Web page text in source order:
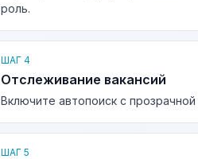
роль.
ШАГ 4
Отслеживание вакансий
Включите автопоиск с
ШАГ 5